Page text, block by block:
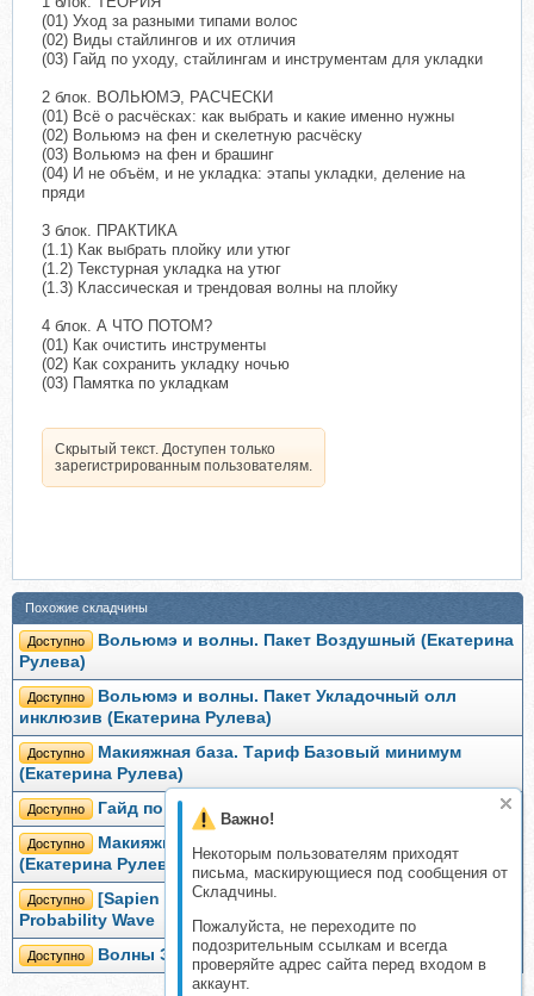
Важно!
Некоторым пользователям приходят
письма, маскирующиеся под сообщения от
Складчины.
Пожалуйста, не переходите по
подозрительным ссылкам и всегда
проверяйте адрес сайта перед входом в
аккаунт.
(01) Уход за разными типами волос
(02) Виды стайлингов и их отличия
(03) Гайд по уходу, стайлингам и инструментам для укладки
2 блок. ВОЛЬЮМЭ, РАСЧЕСКИ
(01) Всё о расчёсках: как выбрать и какие именно нужны
(02) Вольюмэ на фен и скелетную расчёску
(03) Вольюмэ на фен и брашинг
(04) И не объём, и не укладка: этапы укладки, деление на
пряди
3 блок. ПРАКТИКА
(1.1) Как выбрать плойку или утюг
(1.2) Текстурная укладка на утюг
(1.3) Классическая и трендовая волны на плойку
4 блок. А ЧТО ПОТОМ?
(01) Как очистить инструменты
(02) Как сохранить укладку ночью
(03) Памятка по укладкам
Скрытый текст. Доступен только
зарегистрированным пользователям.
Похожие складчины
Доступно
Вольюмэ и волны. Пакет Воздушный (Екатерина
Рулева)
Доступно
Вольюмэ и волны. Пакет Укладочный олл
инклюзив (Екатерина Рулева)
Доступно
Макияжная база. Тариф Базовый минимум
(Екатерина Рулева)
Доступно Гайд по банкам (Екатерина Рулева)
Доступно
Макияжная база. Тариф Роскошный максимум
(Екатерина Рулева)
Доступно
[Sapien Medicine] Волна вероятности | The
Probability Wave
Доступно Волны Эллиотта, 2014